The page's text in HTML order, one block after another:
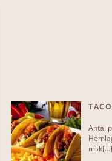
Antal
msk[...]